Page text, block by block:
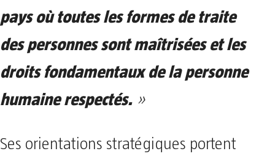
pays où toutes les formes de traite
des personnes sont maîtrisées et les
droits fondamentaux de la personne
humaine respectés. »
Ses orientations stratégiques portent